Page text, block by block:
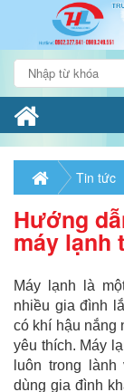
Tin tức
Hướng
máy lạnh
Máy lạnh là
nhiều gia đình
có khí hậu nắng
yêu thích. Máy
luôn trong
dùng gia đình